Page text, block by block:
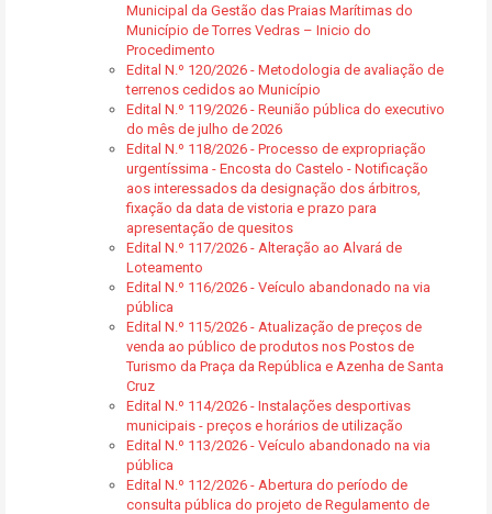
Municipal da Gestão das Praias Marítimas do
Município de Torres Vedras – Inicio do
Procedimento
Edital N.º 120/2026 - Metodologia de avaliação de
terrenos cedidos ao Município
Edital N.º 119/2026 - Reunião pública do executivo
do mês de julho de 2026
Edital N.º 118/2026 - Processo de expropriação
urgentíssima - Encosta do Castelo - Notificação
aos interessados da designação dos árbitros,
fixação da data de vistoria e prazo para
apresentação de quesitos
Edital N.º 117/2026 - Alteração ao Alvará de
Loteamento
Edital N.º 116/2026 - Veículo abandonado na via
pública
Edital N.º 115/2026 - Atualização de preços de
venda ao público de produtos nos Postos de
Turismo da Praça da República e Azenha de Santa
Cruz
Edital N.º 114/2026 - Instalações desportivas
municipais - preços e horários de utilização
Edital N.º 113/2026 - Veículo abandonado na via
pública
Edital N.º 112/2026 - Abertura do período de
consulta pública do projeto de Regulamento de